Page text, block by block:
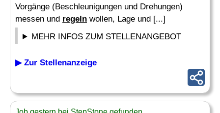
Vorgänge (Beschleunigungen und Drehungen)
messen und regeln wollen, Lage und [...]
MEHR INFOS ZUM STELLENANGEBOT
▶ Zur Stellenanzeige